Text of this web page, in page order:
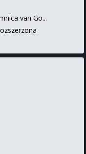
van Go...